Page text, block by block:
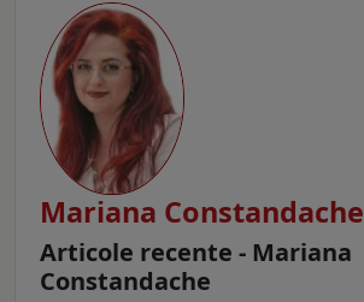
Mariana Constandache
Articole recente - Mariana
Constandache